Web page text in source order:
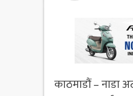
काठमाडौं – नाडा